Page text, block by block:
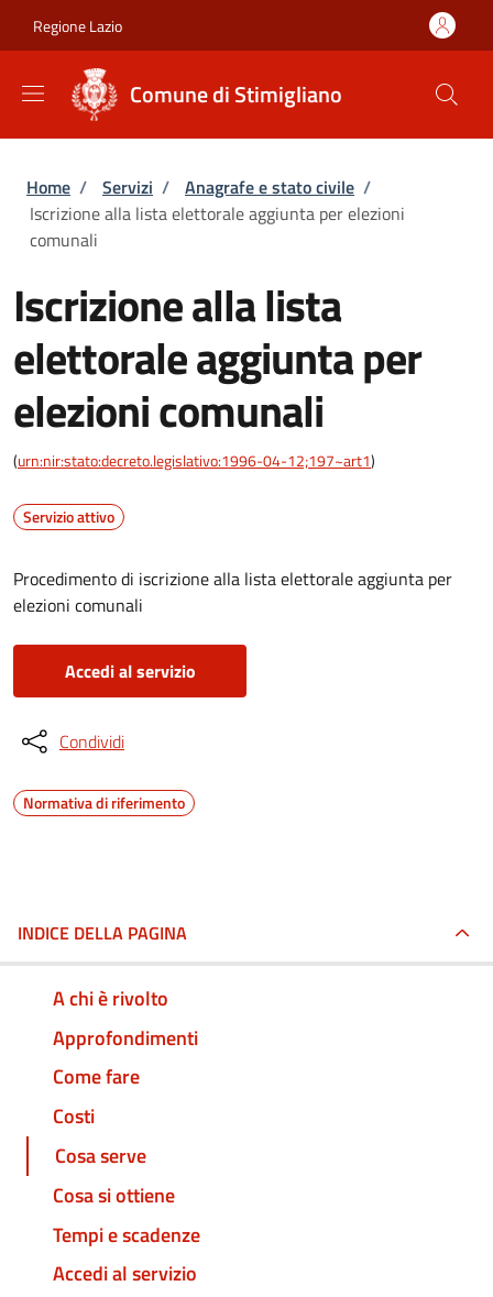
Regione Lazio
Comune di Stimigliano
Briciole di pane
Home / Servizi / Anagrafe e stato civile /
Iscrizione alla lista elettorale aggiunta per elezioni
comunali
Iscrizione alla lista
elettorale aggiunta per
elezioni comunali
(urn:nir:stato:decreto.legislativo:1996-04-12;197~art1)
Servizio attivo
Procedimento di iscrizione alla lista elettorale aggiunta per
elezioni comunali
Accedi al servizio
Condividi
Normativa di riferimento
INDICE DELLA PAGINA
A chi è rivolto
Approfondimenti
Come fare
Costi
Cosa serve
Cosa si ottiene
Tempi e scadenze
Accedi al servizio